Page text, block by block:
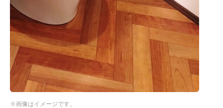
※画像はイメージです。